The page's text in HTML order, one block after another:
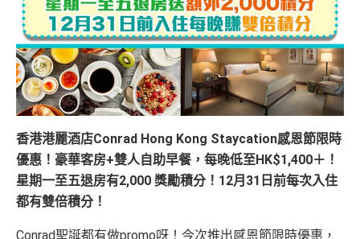
香港港麗酒店Conrad Hong Kong Staycation感恩節限時
優惠 ！豪華客房+雙人自助早餐，每晚低至HK$1,400＋！
星期一至五退房有2,000 獎勵積分！12月31日前每次入住
都有雙倍積分！
Conrad聖誕都有做promo呀！今次推出感恩節限時優惠，